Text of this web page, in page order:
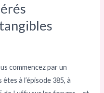
commencez par un
à l’épisode 385, à